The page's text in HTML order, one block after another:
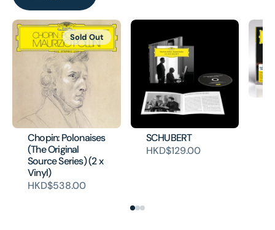
Chopin: Polonaises
(The Original
Source Series) (2 x
Vinyl)
HKD$538.00
Sold Out
SCHUBERT
HKD$129.00